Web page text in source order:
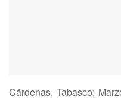
Cárdenas, Tabasco;